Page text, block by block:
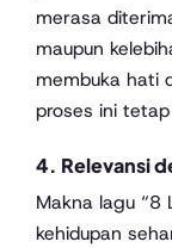
merasa
maupun
membuka hati
proses ini
4. Relevansi
Makna lagu “8
kehidupan